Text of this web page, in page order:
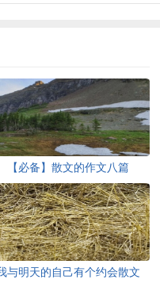
【必备】散文的作文八篇
与明天的自己有个约会散文